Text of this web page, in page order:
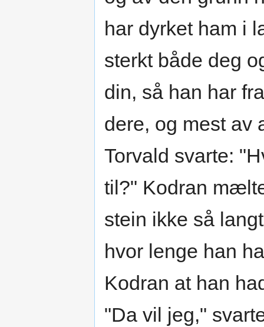
har dyrket ham i
sterkt både deg
din, så han har
dere, og mest av
Torvald svarte:
til?" Kodran
stein ikke så
hvor lenge han
Kodran at han
"Da vil jeg,"